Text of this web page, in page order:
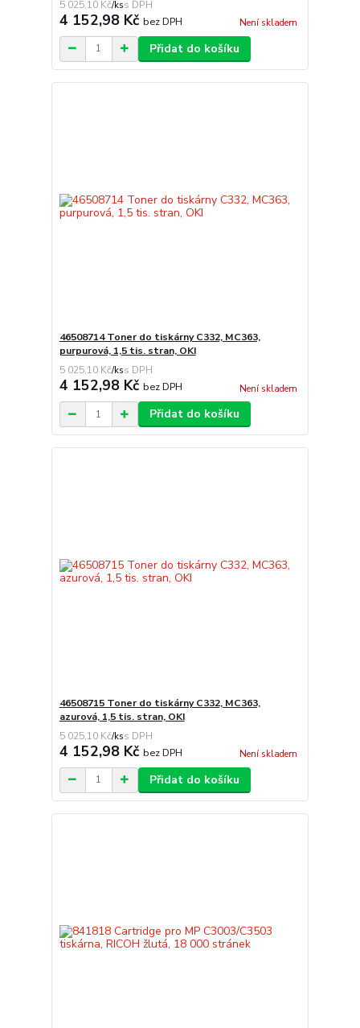
5 025,10 Kč/ks
4 152,98 Kč bez DPH Není skladem
Přidat do košíku
46508714 Toner do tiskárny C332, MC363,
purpurová, 1,5 tis. stran, OKI
5 025,10 Kč/ks
4 152,98 Kč bez DPH Není skladem
Přidat do košíku
46508715 Toner do tiskárny C332, MC363,
azurová, 1,5 tis. stran, OKI
5 025,10 Kč/ks
4 152,98 Kč bez DPH Není skladem
Přidat do košíku